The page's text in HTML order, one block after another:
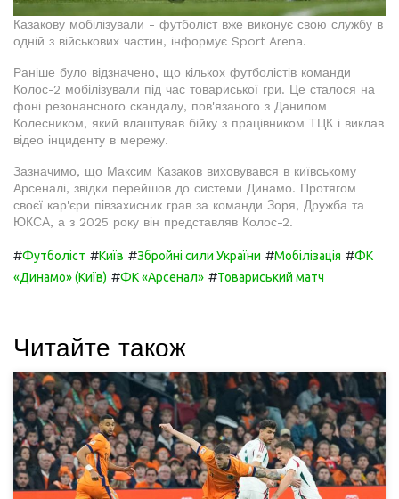
Казакову мобілізували - футболіст вже виконує свою службу в
одній з військових частин, інформує Sport Arena.
Раніше було відзначено, що кількох футболістів команди
Колос-2 мобілізували під час товариської гри. Це сталося на
фоні резонансного скандалу, пов'язаного з Данилом
Колесником, який влаштував бійку з працівником ТЦК і виклав
відео інциденту в мережу.
Зазначимо, що Максим Казаков виховувався в київському
Арсеналі, звідки перейшов до системи Динамо. Протягом
своєї кар'єри півзахисник грав за команди Зоря, Дружба та
ЮКСА, а з 2025 року він представляв Колос-2.
#Футболіст #Київ #Збройні сили України #Мобілізація #ФК
«Динамо» (Київ) #ФК «Арсенал» #Товариський матч
Читайте також